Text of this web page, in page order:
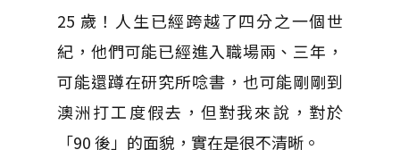
25 歲！人生已經跨越了四分之一個世
紀，他們可能已經進入職場兩、三年，
可能還蹲在研究所唸書，也可能剛剛到
澳洲打工度假去，但對我來說，對於
「90 後」的面貌，實在是很不清晰。